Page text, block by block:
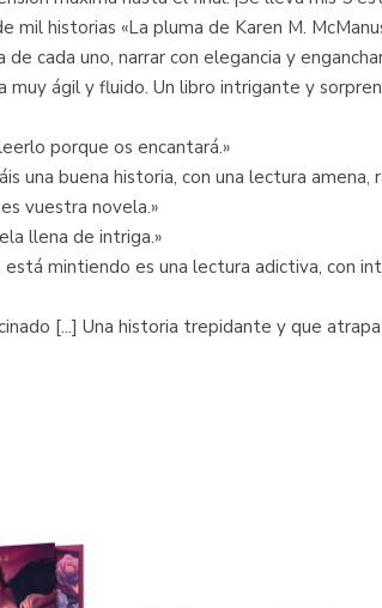
historias «La pluma de Karen M.
cada uno, narrar con elegancia y
ágil y fluido. Un libro intrigante y
porque os encantará.»
una buena historia, con una lectura
vuestra novela.»
llena de intriga.»
mintiendo es una lectura adictiva, con
[...] Una historia trepidante y que